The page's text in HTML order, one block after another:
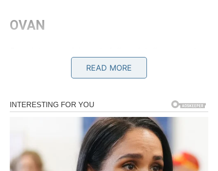
OVAN
ignorišu. Koliko god pokušavali da se bace u obaveze ili
da se prave da je sve u redu, istina se javlja glasno. Ovo
izliva na površinu. Moguće su rasprave, ali i priznanja
koja menjaju odnos iz korena. Do večeras ćeš shvatiti ko
ti stoji uz rame, a ko samo crpi tvoju energiju. Bolan
trenutak donosi i ogromno olakšanje – jer konačno
prestaješ da se boriš sa nečim što te umara.
READ MORE